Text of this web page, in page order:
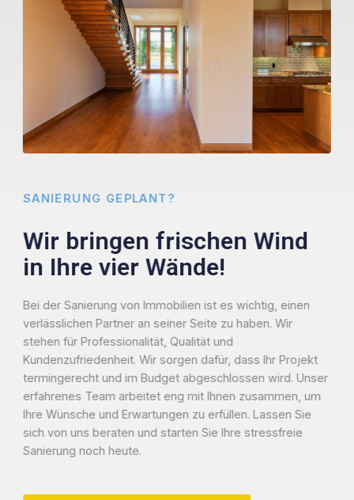
SANIERUNG GEPLANT?
Wir bringen frischen Wind
in Ihre vier Wände!
Bei der Sanierung von Immobilien ist es wichtig, einen
verlässlichen Partner an seiner Seite zu haben. Wir
stehen für Professionalität, Qualität und
Kundenzufriedenheit. Wir sorgen dafür, dass Ihr Projekt
termingerecht und im Budget abgeschlossen wird. Unser
erfahrenes Team arbeitet eng mit Ihnen zusammen, um
Ihre Wünsche und Erwartungen zu erfüllen. Lassen Sie
sich von uns beraten und starten Sie Ihre stressfreie
Sanierung noch heute.